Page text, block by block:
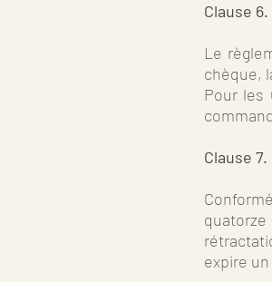
Clause 6.
Le
chèque,
Pour les
Clause 7.
expire